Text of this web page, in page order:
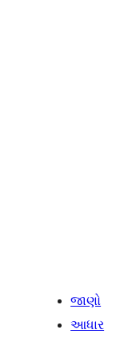
જાણો
આધાર